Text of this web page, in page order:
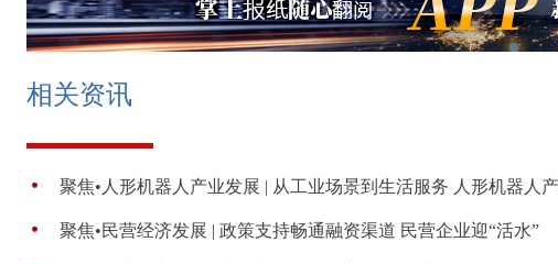
相关资讯
聚焦•人形机器人产业发展 | 从工业场景到生活服务 人形机器人
聚焦•民营经济发展 | 政策支持畅通融资渠道 民营企业迎“活水”